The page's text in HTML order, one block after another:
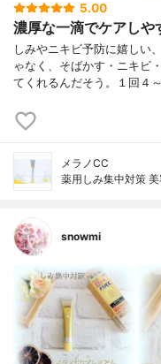
5.00
濃厚な一滴でケアしや
しみやニキビ予防に嬉しい
ゃなく、そばかす・ニキビ
てくれるんだそう。１回４
メラノCC
薬用しみ集中対策
snowmi